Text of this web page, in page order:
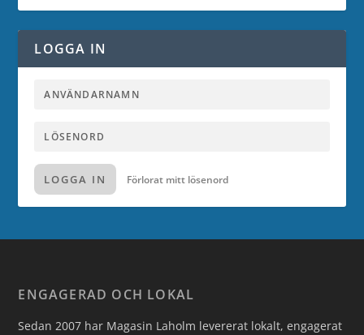
LOGGA IN
LOGGA IN Förlorat mitt lösenord
ENGAGERAD OCH LOKAL
Sedan 2007 har Magasin Laholm levererat lokalt, engagerat